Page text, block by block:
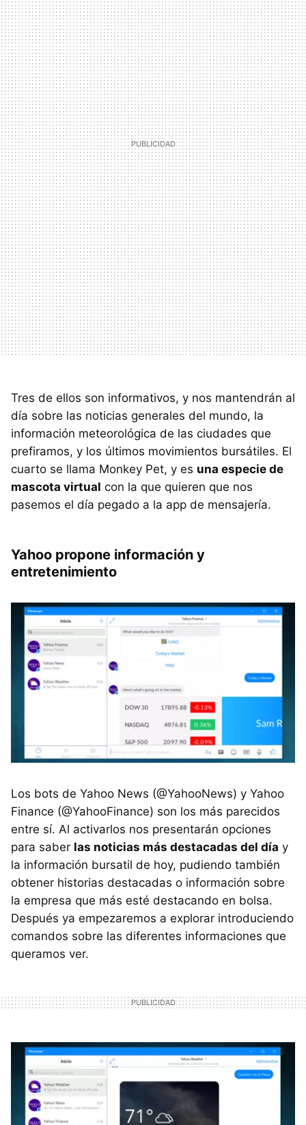
Tres de ellos son informativos, y nos mantendrán al
día sobre las noticias generales del mundo, la
información meteorológica de las ciudades que
prefiramos, y los últimos movimientos bursátiles. El
cuarto se llama Monkey Pet, y es una especie de
mascota virtual con la que quieren que nos
pasemos el día pegado a la app de mensajería.
Yahoo propone información y
entretenimiento
Los bots de Yahoo News (@YahooNews) y Yahoo
Finance (@YahooFinance) son los más parecidos
entre sí. Al activarlos nos presentarán opciones
para saber las noticias más destacadas del día y
la información bursatil de hoy, pudiendo también
obtener historias destacadas o información sobre
la empresa que más esté destacando en bolsa.
Después ya empezaremos a explorar introduciendo
comandos sobre las diferentes informaciones que
queramos ver.